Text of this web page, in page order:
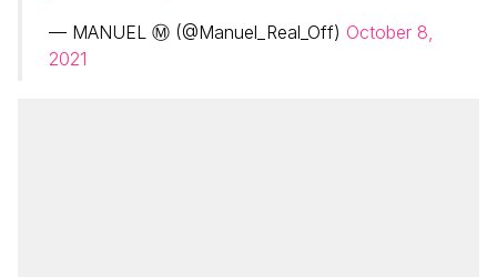
— MANUEL Ⓜ️ (@Manuel_Real_Off) October 8,
2021